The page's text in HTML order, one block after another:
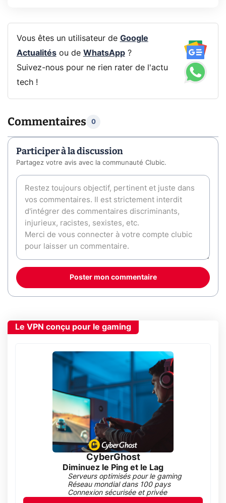
Vous êtes un utilisateur de Google
Actualitésou de WhatsApp?
Suivez-nous pour ne rien rater de l'actu
tech !
Commentaires 0
Participer à la discussion
Partagez votre avis avec la communauté Clubic.
Poster mon commentaire
Le VPN conçu pour le gaming
CyberGhost
Diminuez le Ping et le Lag
Serveurs optimisés pour le gaming
Réseau mondial dans 100 pays
Connexion sécurisée et privée